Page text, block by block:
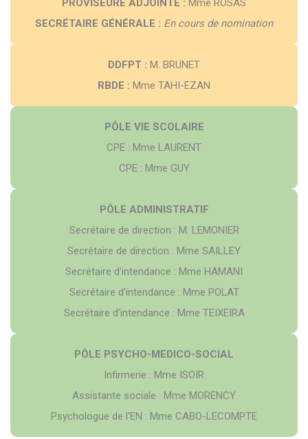
PROVISEURE ADJOINTE : Mme ROSAS
SECRÉTAIRE GÉNÉRALE : En cours de nomination
DDFPT : M. BRUNET
RBDE : Mme TAHI-EZAN
PÔLE VIE SCOLAIRE
CPE : Mme LAURENT
CPE : Mme GUY
PÔLE ADMINISTRATIF
Secrétaire de direction : M. LEMONIER
Secrétaire de direction : Mme SAILLEY
Secrétaire d'intendance : Mme HAMANI
Secrétaire d'intendance : Mme POLAT
Secrétaire d'intendance : Mme TEIXEIRA
PÔLE PSYCHO-MEDICO-SOCIAL
Infirmerie : Mme ISOIR
Assistante sociale : Mme MORENCY
Psychologue de l'EN : Mme CABO-LECOMPTE